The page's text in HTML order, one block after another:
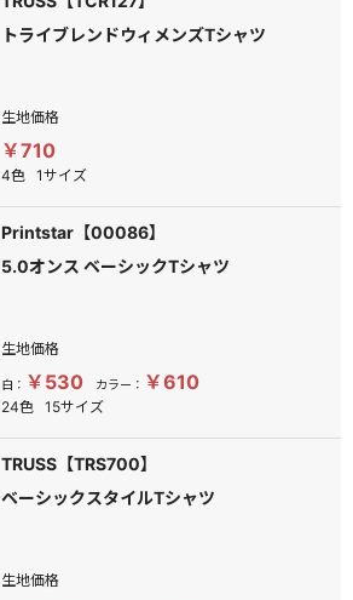
トライブレンドウィメンズTシャツ
生地価格
￥710
4色 1サイズ
Printstar【00086】
5.0オンス ベーシックTシャツ
生地価格
白： ￥530 カラー： ￥610
24色 15サイズ
TRUSS【TRS700】
ベーシックスタイルTシャツ
生地価格